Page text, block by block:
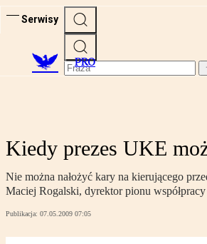
Serwisy
PRO
Kiedy prezes UKE
Nie można nałożyć kary na kierującego
Maciej Rogalski, dyrektor pionu
Publikacja: 07.05.2009 07:05